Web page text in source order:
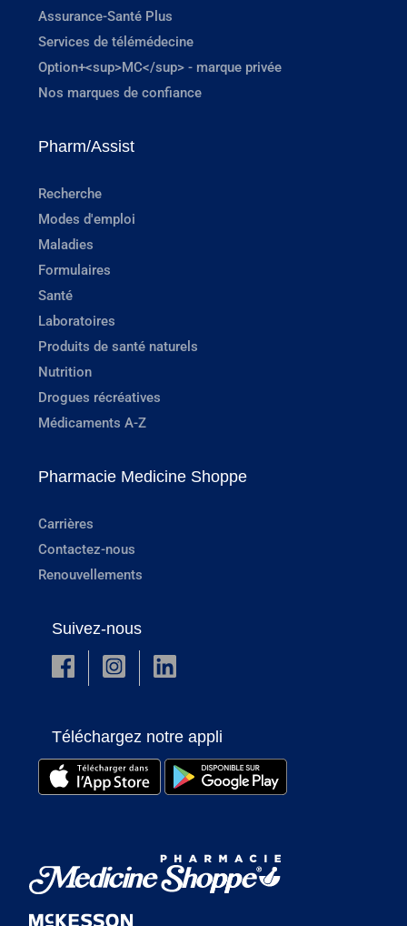
Assurance-Santé Plus
Services de télémédecine
Option+<sup>MC</sup> - marque privée
Nos marques de confiance
Pharm/Assist
Recherche
Modes d'emploi
Maladies
Formulaires
Santé
Laboratoires
Produits de santé naturels
Nutrition
Drogues récréatives
Médicaments A-Z
Pharmacie Medicine Shoppe
Carrières
Contactez-nous
Renouvellements
Suivez-nous
Téléchargez notre appli